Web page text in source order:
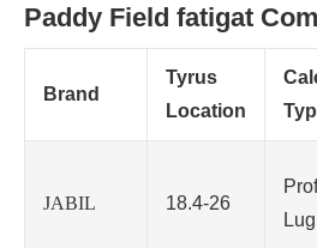
Paddy Field fatigat
Brand
Tyrus
Location
JABIL 18.4-26
Lug